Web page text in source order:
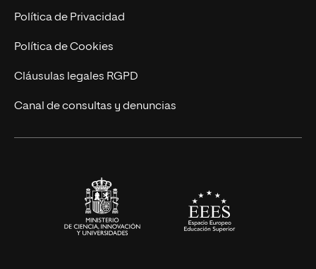
Marketing y Comunicación
Ingeniería
Diseño
Ciencias de la Salud
Política de Privacidad
Política de Cookies
Cláusulas legales RGPD
Canal de consultas y denuncias